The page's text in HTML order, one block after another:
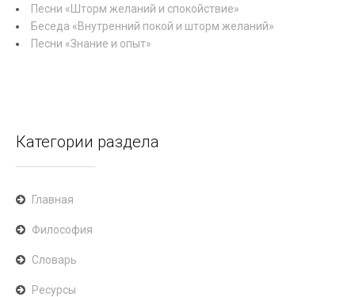
Песни «Шторм желаний и спокойствие»
Беседа «Внутренний покой и шторм желаний»
Песни «Знание и опыт»
Категории раздела
Главная
Философия
Словарь
Ресурсы